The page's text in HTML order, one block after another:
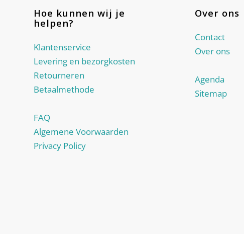
Hoe kunnen wij je
helpen?
Klantenservice
Levering en bezorgkosten
Retourneren
Betaalmethode
FAQ
Algemene Voorwaarden
Privacy Policy
Over ons
Contact
Over ons
Agenda
Sitemap